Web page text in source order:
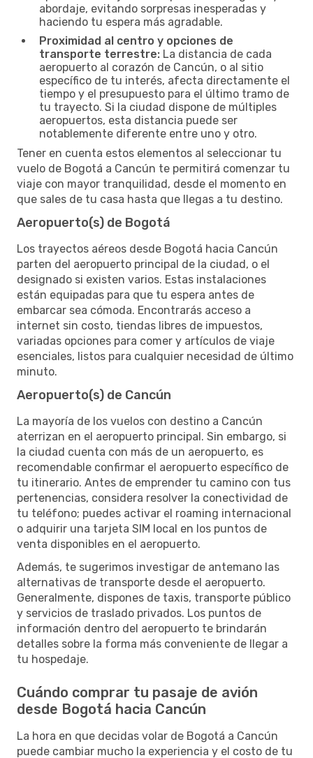
abordaje, evitando sorpresas inesperadas y
haciendo tu espera más agradable.
Proximidad al centro y opciones de
transporte terrestre: La distancia de cada
aeropuerto al corazón de Cancún, o al sitio
específico de tu interés, afecta directamente el
tiempo y el presupuesto para el último tramo de
tu trayecto. Si la ciudad dispone de múltiples
aeropuertos, esta distancia puede ser
notablemente diferente entre uno y otro.
Tener en cuenta estos elementos al seleccionar tu
vuelo de Bogotá a Cancún te permitirá comenzar tu
viaje con mayor tranquilidad, desde el momento en
que sales de tu casa hasta que llegas a tu destino.
Aeropuerto(s) de Bogotá
Los trayectos aéreos desde Bogotá hacia Cancún
parten del aeropuerto principal de la ciudad, o el
designado si existen varios. Estas instalaciones
están equipadas para que tu espera antes de
embarcar sea cómoda. Encontrarás acceso a
internet sin costo, tiendas libres de impuestos,
variadas opciones para comer y artículos de viaje
esenciales, listos para cualquier necesidad de último
minuto.
Aeropuerto(s) de Cancún
La mayoría de los vuelos con destino a Cancún
aterrizan en el aeropuerto principal. Sin embargo, si
la ciudad cuenta con más de un aeropuerto, es
recomendable confirmar el aeropuerto específico de
tu itinerario. Antes de emprender tu camino con tus
pertenencias, considera resolver la conectividad de
tu teléfono; puedes activar el roaming internacional
o adquirir una tarjeta SIM local en los puntos de
venta disponibles en el aeropuerto.
Además, te sugerimos investigar de antemano las
alternativas de transporte desde el aeropuerto.
Generalmente, dispones de taxis, transporte público
y servicios de traslado privados. Los puntos de
información dentro del aeropuerto te brindarán
detalles sobre la forma más conveniente de llegar a
tu hospedaje.
Cuándo comprar tu pasaje de avión
desde Bogotá hacia Cancún
La hora en que decidas volar de Bogotá a Cancún
puede cambiar mucho la experiencia y el costo de tu